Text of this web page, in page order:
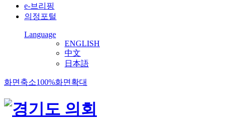
e-브리핑
의정포털
Language
ENGLISH
中文
日本語
화면축소100%화면확대